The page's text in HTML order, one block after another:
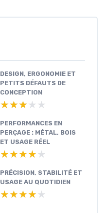
DESIGN, ERGONOMIE ET
PETITS DÉFAUTS DE
CONCEPTION
★★★★★
★★★★★
PERFORMANCES EN
PERÇAGE : MÉTAL, BOIS
ET USAGE RÉEL
★★★★★
★★★★★
PRÉCISION, STABILITÉ ET
USAGE AU QUOTIDIEN
★★★★★
★★★★★